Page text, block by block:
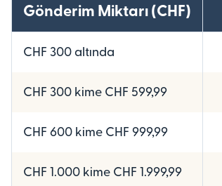
Gönderim Miktarı (CHF)
CHF 300 altında
CHF 300 kime CHF 599,99
CHF 600 kime CHF 999,99
CHF 1.000 kime CHF 1.999,99